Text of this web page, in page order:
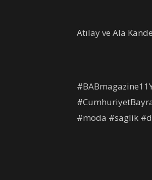
Atılay ve Ala
#moda #saglik